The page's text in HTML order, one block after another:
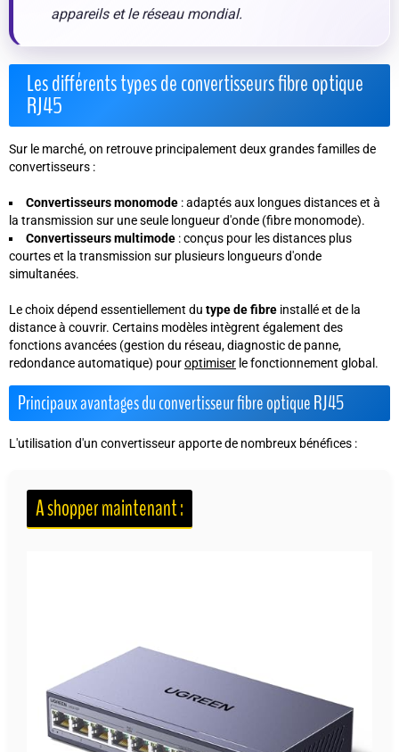
appareils et le réseau mondial.
Les différents types de convertisseurs fibre optique
RJ45
Sur le marché, on retrouve principalement deux grandes familles de
convertisseurs :
Convertisseurs monomode : adaptés aux longues distances et à
la transmission sur une seule longueur d'onde (fibre monomode).
Convertisseurs multimode : conçus pour les distances plus
courtes et la transmission sur plusieurs longueurs d'onde
simultanées.
Le choix dépend essentiellement du type de fibre installé et de la
distance à couvrir. Certains modèles intègrent également des
fonctions avancées (gestion du réseau, diagnostic de panne,
redondance automatique) pouroptimiser le fonctionnement global.
Principaux avantages du convertisseur fibre optique RJ45
L'utilisation d'un convertisseur apporte de nombreux bénéfices :
A shopper maintenant :